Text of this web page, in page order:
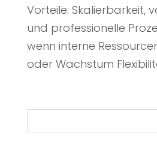
Vorteile: Skalierbarkeit,
und professionelle
wenn interne
oder Wachstum